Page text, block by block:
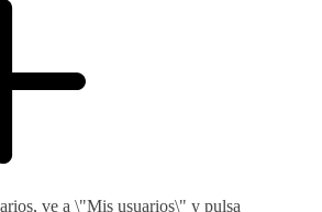
ve a \"Mis usuarios\" y pulsa